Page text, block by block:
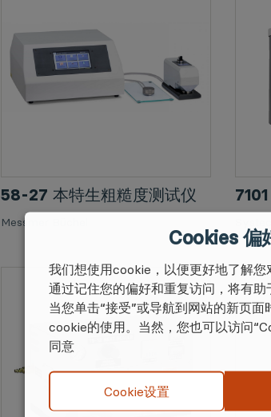
58-27 本特生粗糙度测试仪
Messmer Büchel
Cookies 偏
我们想使用cookie，以便更好地了解您
通过记住您的偏好和重复访问，将有助
当您单击“接受”或导航到网站的新页面
cookie的使用。当然，您也可以访问
同意
Cookie设置